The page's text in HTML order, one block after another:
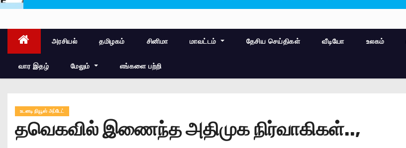
அரசியல் தமிழகம் சினிமா மாவட்டம் தேசிய செய்திகள் வீடியோ உலகம்
வார இதழ் மேலும் எங்களை பற்றி
உடனடி நியூஸ் அப்டேட்
தவெகவில் இணைந்த அதிமுக நிர்வாகிகள்..,